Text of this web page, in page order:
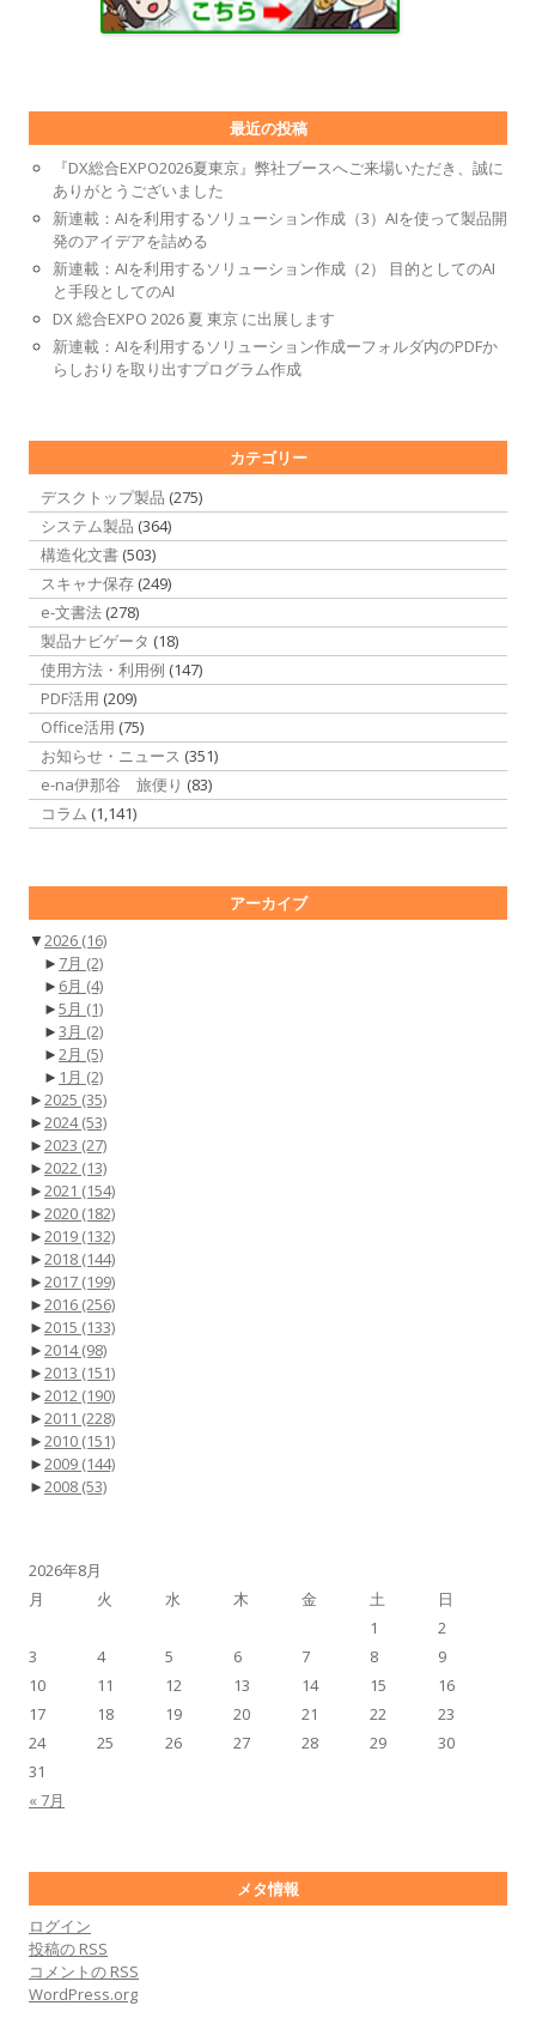
最近の投稿
『DX総合EXPO2026夏東京』弊社ブースへご来場いただき、誠に
ありがとうございました
新連載：AIを利用するソリューション作成（3）AIを使って製品開
発のアイデアを詰める
新連載：AIを利用するソリューション作成（2） 目的としてのAI
と手段としてのAI
DX 総合EXPO 2026 夏 東京 に出展します
新連載：AIを利用するソリューション作成ーフォルダ内のPDFか
らしおりを取り出すプログラム作成
カテゴリー
デスクトップ製品 (275)
システム製品 (364)
構造化文書 (503)
スキャナ保存 (249)
e-文書法 (278)
製品ナビゲータ (18)
使用方法・利用例 (147)
PDF活用 (209)
Office活用 (75)
お知らせ・ニュース (351)
e-na伊那谷 旅便り (83)
コラム (1,141)
アーカイブ
▼2026 (16)
► 7月 (2)
► 6月 (4)
►5月 (1)
►3月 (2)
►2月 (5)
► 1月 (2)
►2025 (35)
►2024(53)
►2023 (27)
►2022 (13)
►2021 (154)
►2020 (182)
►2019 (132)
►2018 (144)
►2017 (199)
►2016 (256)
►2015 (133)
►2014(98)
►2013 (151)
►2012 (190)
►2011 (228)
►2010 (151)
►2009 (144)
►2008 (53)
2026年8月
月
火 水 木 金 土 日
« 7月
1
2
3
4 5 6 7 8
9
10
11 12 13 14 15
16
17
18 19 20 21 22
23
24
25 26 27 28 29
30
31
メタ情報
ログイン
投稿の RSS
コメントの RSS
WordPress.org